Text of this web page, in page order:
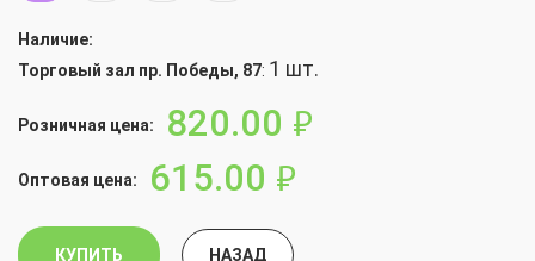
Наличие:
Торговый зал пр. Победы, 87: 1 шт.
Розничная цена: 820.00 руб.
Оптовая цена: 615.00 руб.
КУПИТЬ НАЗАД